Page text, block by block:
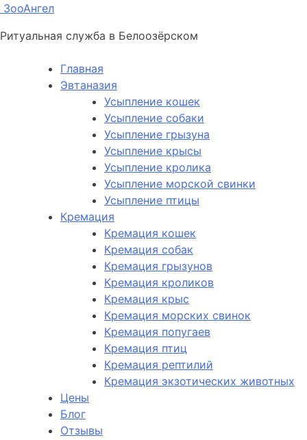
ЗооАнгел
Ритуальная служба в Белоозёрском
Главная
Эвтаназия
Усыпление кошек
Усыпление собаки
Усыпление грызуна
Усыпление крысы
Усыпление кролика
Усыпление морской свинки
Усыпление птицы
Кремация
Кремация кошек
Кремация собак
Кремация грызунов
Кремация кроликов
Кремация крыс
Кремация морских свинок
Кремация попугаев
Кремация птиц
Кремация рептилий
Кремация экзотических животных
Цены
Блог
Отзывы